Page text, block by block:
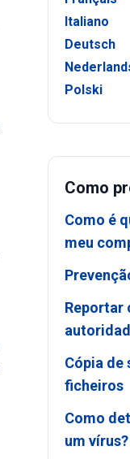
Italiano
Deutsch
Polski
Como
Como é
meu
Reportar
Cópia de
ficheiros
Como
um vírus?